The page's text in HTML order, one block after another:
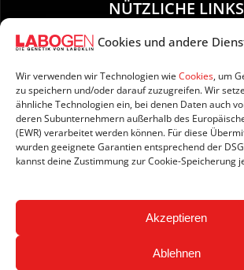
Cookies und andere
Wir verwenden wir Technologien wie Cookies, um
zu speichern und/oder darauf zuzugreifen. Wir
ähnliche Technologien ein, bei denen Daten auch
deren Subunternehmern außerhalb des
(EWR) verarbeitet werden können. Für diese
wurden geeignete Garantien entsprechend der
kannst deine Zustimmung zur Cookie-Speicherung
Akzeptieren
Ablehnen
NÜTZLICHE LINKS
01. Anleitung zur
02. Versand und Zahlung
03. Impressum
04. Datenschutzerklärung
05. AGB’s
06. Widerrufsbelehrung